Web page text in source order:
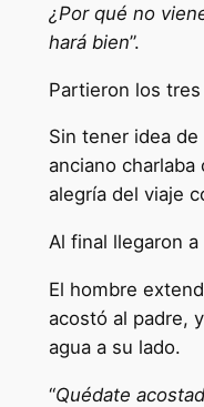
¿Por qué no
hará bien”.
Partieron los
Sin tener idea
anciano
alegría del viaje
Al final llegaron
El hombre
acostó al padre,
agua a su lado.
“Quédate